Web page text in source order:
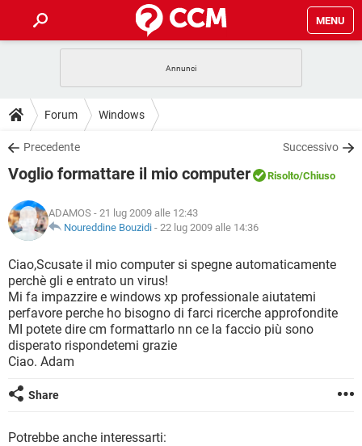
MENU
INTRATTENIMENTO
iOS
INSTAGRAM WHATSAPP
TIKTOK
HARDWARE
GUIDE
COVID-19
INSTAGRAM WHATSAPP
TIKTOK
HARDWARE
DOWNLOAD
COVID-19 GAMING
INTRATTENIMENTO
iOS WINDOWS 10
INSTAGRAM
TIKTOK
HARDWARE
FORUM
COVID-19 GAMING
INTRATTENIMENTO
iOS WINDOWS 10
INSTAGRAM WHATSAPP
TIKTOK FACEBOOK
HARDWARE
GLOSSARIO
COVID-19
INTRATTENIMENTO
iOS WINDOWS 10
INSTAGRAM
TIKTOK
HARDWARE
Forum Windows
Precedente Successivo
Voglio formattare il mio computer Risolto/Chiuso
ADAMOS - 21 lug 2009 alle 12:43
Noureddine Bouzidi - 22 lug 2009 alle 14:36
Ciao,Scusate il mio computer si spegne automaticamente
perchè gli e entrato un virus!
Mi fa impazzire e windows xp professionale aiutatemi
perfavore perche ho bisogno di farci ricerche approfondite
MI potete dire cm formattarlo nn ce la faccio più sono
disperato rispondetemi grazie
Ciao. Adam
Share
Potrebbe anche interessarti: